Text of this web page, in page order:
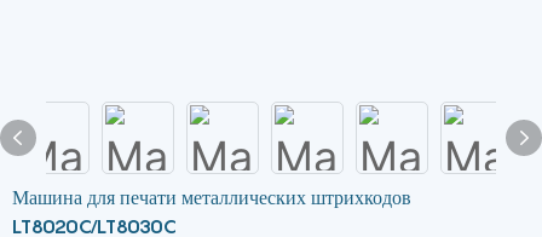
Машина для печати металлических штрихкодов
LT8020C/LT8030C